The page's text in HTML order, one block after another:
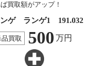
買取額がアップ！
ゲ ランゲ1 191.032
品買取 500 万円